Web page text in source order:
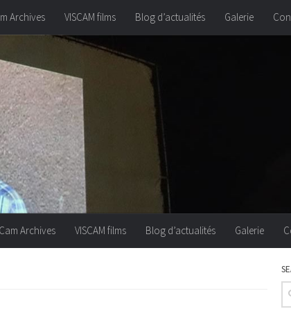
Archives VISCAM films Blog d’actualités Galerie
Archives VISCAM films Blog d’actualités Galerie